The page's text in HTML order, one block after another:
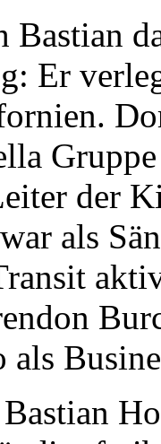
Bastian
Er
der
als
als